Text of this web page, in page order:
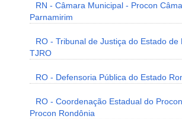
RN - Câmara Municipal - Procon
Parnamirim
RO - Tribunal de Justiça do Estado de
TJRO
RO - Defensoria Pública do Estado
RO - Coordenação Estadual do
Procon Rondônia